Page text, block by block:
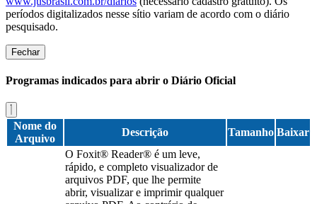
períodos digitalizados nesse sítio variam de acordo com o diário
pesquisado.
Fechar
Programas indicados para abrir o Diário Oficial
Nome do
Arquivo
Descrição Tamanho Baixar
O Foxit® Reader® é um leve,
rápido, e completo visualizador de
arquivos PDF, que lhe permite
abrir, visualizar e imprimir qualquer